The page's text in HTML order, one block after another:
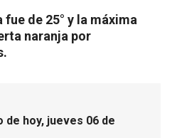
de 25° y la máxima
naranja por
de hoy, jueves 06 de